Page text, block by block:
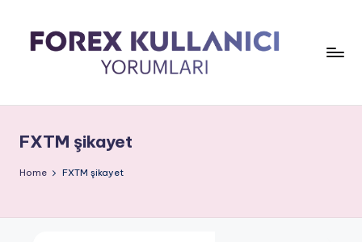
FXTM şikayet
Home FXTM şikayet